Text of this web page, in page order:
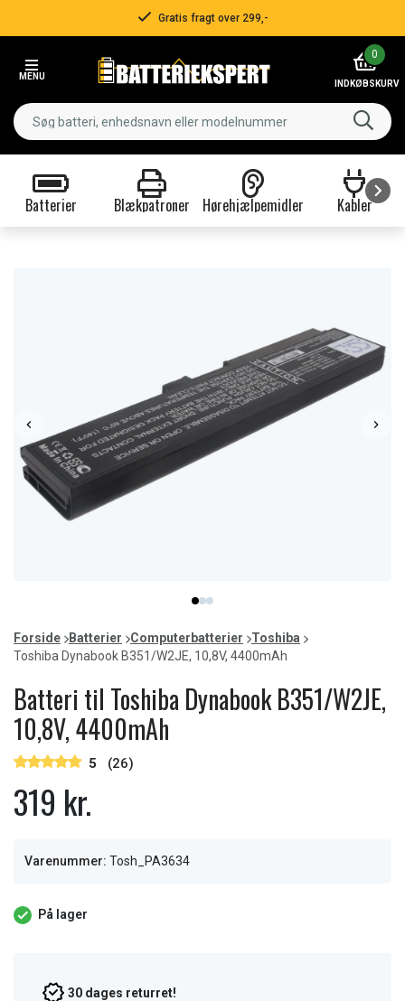
Gratis fragt over 299,-
MENU
0
INDKØBSKURV
Batterier Blækpatroner Hørehjælpemidler Kabler
item
0
item
1
item
2
of
3
Forside Batterier Computerbatterier
Toshiba
Toshiba Dynabook B351/W2JE, 10,8V, 4400mAh
Batteri til Toshiba Dynabook B351/W2JE,
10,8V, 4400mAh
5 (26)
319 kr.
Varenummer: Tosh_PA3634
På lager
30 dages returret!